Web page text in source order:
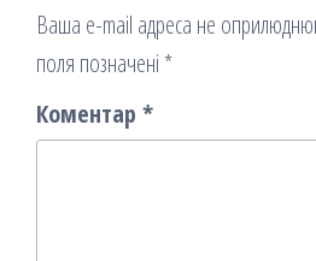
Ваша e-mail адреса не
поля позначені *
Коментар *